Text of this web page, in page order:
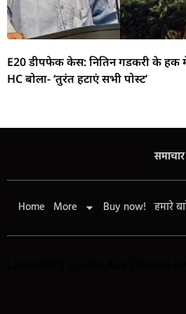
E20 डीपफेक केस: नितिन गडकरी के हक
HC बोला- ‘तुरंत हटाएं सभी पोस्ट’
समाचार
Home More Buy now! हमारे